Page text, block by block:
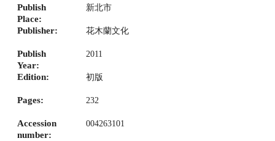
Publish
Place:
新北市
Publisher: 花木蘭文化
Publish
Year:
2011
Edition: 初版
Pages: 232
Accession
number:
004263101